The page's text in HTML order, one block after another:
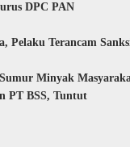
DPC PAN
Pelaku Terancam
Minyak
PT BSS, Tuntut